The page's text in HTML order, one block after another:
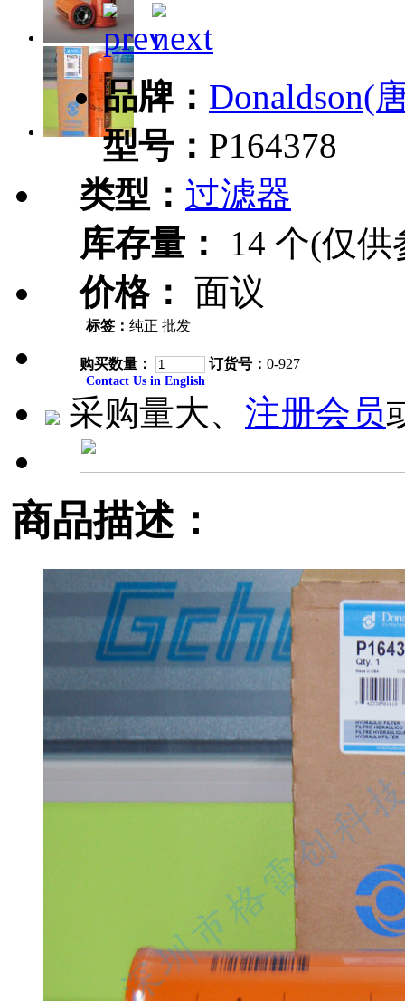
品牌： Donaldson(
型号： P164378
类型： 过滤器
库存量：
14 个(仅供
价格： 面议
标签： 纯正 批发
购买数量： 订货号： 0-927
Contact Us in English
采购量大、 注册会员
商品描述：